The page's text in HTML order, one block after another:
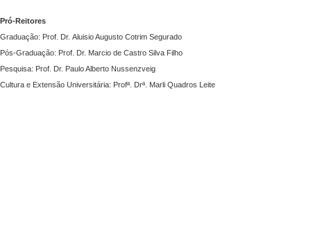
Pró-Reitores
Graduação: Prof. Dr. Aluisio Augusto Cotrim Segurado
Pós-Graduação: Prof. Dr. Marcio de Castro Silva Filho
Pesquisa: Prof. Dr. Paulo Alberto Nussenzveig
Cultura e Extensão Universitária: Profª. Drª. Marli Quadros Leite